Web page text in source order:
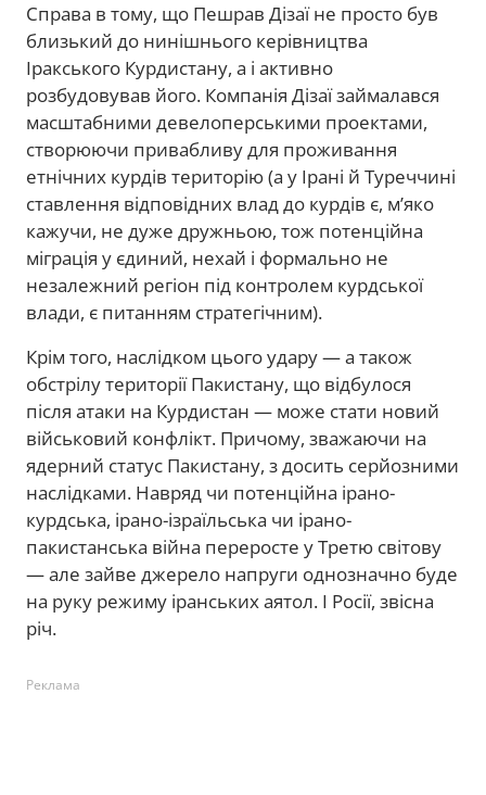
Справа в тому, що Пешрав Дізаї не просто був
близький до нинішнього керівництва
Іракського Курдистану, а і активно
розбудовував його. Компанія Дізаї займалався
масштабними девелоперськими проектами,
створюючи привабливу для проживання
етнічних курдів територію (а у Ірані й Туреччині
ставлення відповідних влад до курдів є, м’яко
кажучи, не дуже дружньою, тож потенційна
міграція у єдиний, нехай і формально не
незалежний регіон під контролем курдської
влади, є питанням стратегічним).
Крім того, наслідком цього удару — а також
обстрілу території Пакистану, що відбулося
після атаки на Курдистан — може стати новий
військовий конфлікт. Причому, зважаючи на
ядерний статус Пакистану, з досить серйозними
наслідками. Навряд чи потенційна ірано-
курдська, ірано-ізраїльська чи ірано-
пакистанська війна переросте у Третю світову
— але зайве джерело напруги однозначно буде
на руку режиму іранських аятол. І Росії, звісна
річ.
Реклама